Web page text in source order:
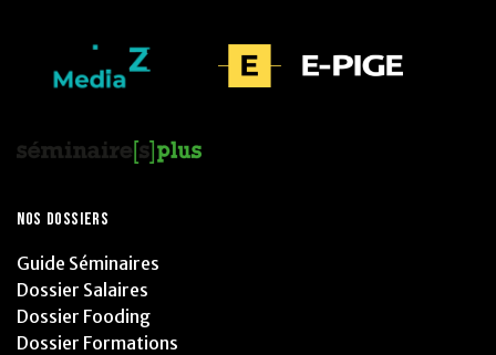
NOS DOSSIERS
Guide Séminaires
Dossier Salaires
Dossier Fooding
Dossier Formations